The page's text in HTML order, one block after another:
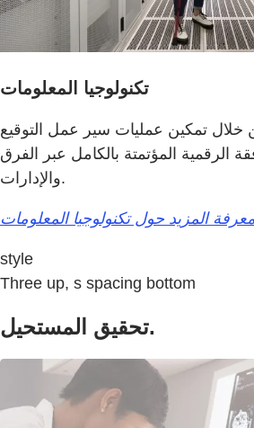
تكنولوجيا المعلومات
خلال تمكين عمليات سير عمل التوقيع
الرقمية المؤتمتة بالكامل عبر الفرق
والإدارات.
المزيد حول تكنولوجيا المعلومات
style
Three up, s spacing bottom
تحقيق المستحيل.